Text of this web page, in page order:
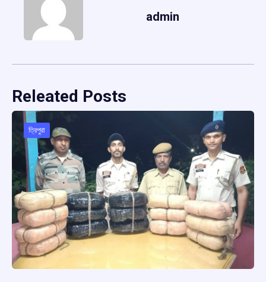
admin
Releated Posts
ত্রিপুরা